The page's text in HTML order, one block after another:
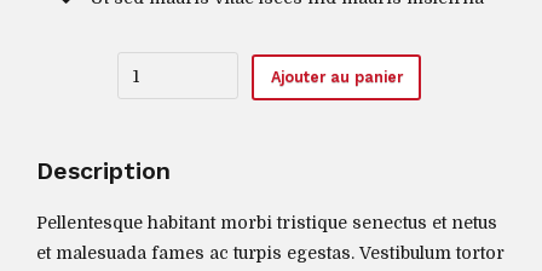
Quantity
Ajouter au panier
Description
Pellentesque habitant morbi tristique senectus et netus
et malesuada fames ac turpis egestas. Vestibulum tortor